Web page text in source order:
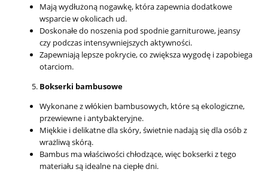
Mają wydłużoną nogawkę, która zapewnia dodatkowe
wsparcie w okolicach ud.
Doskonałe do noszenia pod spodnie garniturowe, jeansy
czy podczas intensywniejszych aktywności.
Zapewniają lepsze pokrycie, co zwiększa wygodę i zapobiega
otarciom.
Bokserki bambusowe
Wykonane z włókien bambusowych, które są ekologiczne,
przewiewne i antybakteryjne.
Miękkie i delikatne dla skóry, świetnie nadają się dla osób z
wrażliwą skórą.
Bambus ma właściwości chłodzące, więc bokserki z tego
materiału są idealne na ciepłe dni.